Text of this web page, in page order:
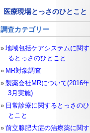
医療現場とっさのひとこと
調査カテゴリー
地域包括ケアシステムに関す
るとっさのひとこと
MR対象調査
製薬会社MRについて(2016年
3月実施)
日常診療に関するとっさのひ
とこと
前立腺肥大症の治療薬に関す